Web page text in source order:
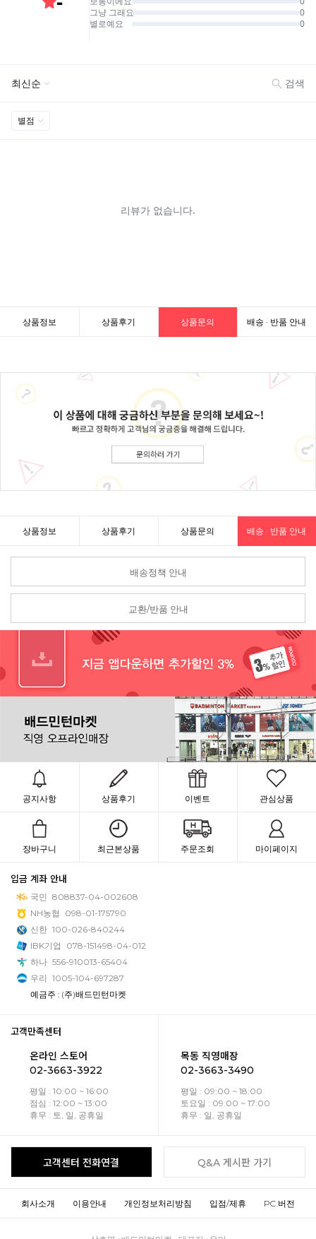
상품정보 상품후기 상품문의 배송 · 반품 안내
상품정보 상품후기 상품문의 배송 · 반품 안내
배송정책 안내
교환/반품 안내
공지사항 상품후기 이벤트 관심상품
장바구니 최근본상품 주문조회 마이페이지
입금 계좌 안내
국민 808837-04-002608
NH농협
098-01-175790
신한 100-026-840244
IBK기업
078-151498-04-012
하나 556-910013-65404
우리 1005-104-697287
예금주 : (주)배드민턴마켓
고객만족센터
온라인 스토어
02-3663-3922
평일 : 10:00 ~ 16:00
점심 : 12:00 ~ 13:00
휴무 : 토, 일, 공휴일
목동 직영매장
02-3663-3490
평일 : 09:00 ~ 18:00
토요일 : 09:00 ~ 17:00
휴무 : 일, 공휴일
고객센터 전화연결 Q&A 게시판 가기
회사소개 이용안내 개인정보처리방침 입점/제휴 PC 버전